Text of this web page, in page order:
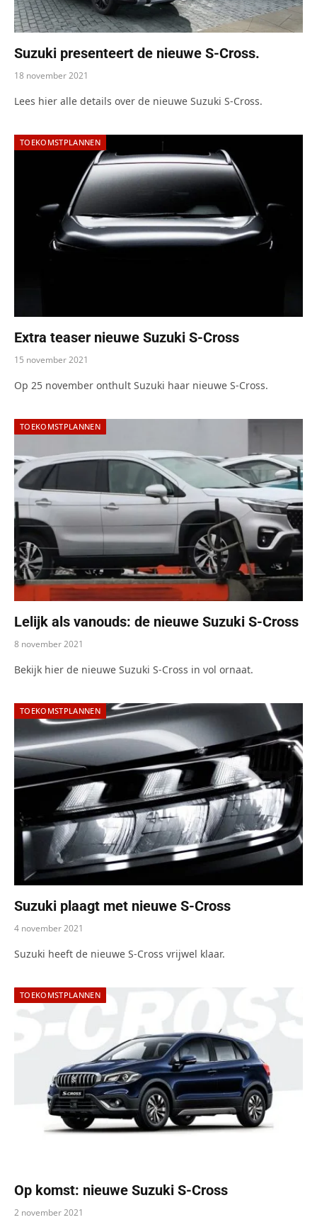
Suzuki presenteert de nieuwe S-Cross.
18 november 2021
Lees hier alle details over de nieuwe Suzuki S-Cross.
TOEKOMSTPLANNEN
Extra teaser nieuwe Suzuki S-Cross
15 november 2021
Op 25 november onthult Suzuki haar nieuwe S-Cross.
TOEKOMSTPLANNEN
Lelijk als vanouds: de nieuwe Suzuki S-Cross
8 november 2021
Bekijk hier de nieuwe Suzuki S-Cross in vol ornaat.
TOEKOMSTPLANNEN
Suzuki plaagt met nieuwe S-Cross
4 november 2021
Suzuki heeft de nieuwe S-Cross vrijwel klaar.
TOEKOMSTPLANNEN
Op komst: nieuwe Suzuki S-Cross
2 november 2021